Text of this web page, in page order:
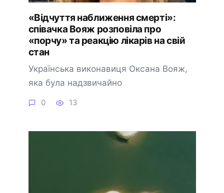
«Відчуття наближення смерті»:
співачка Вояж розповіла про
«порчу» та реакцію лікарів на свій
стан
Українська виконавиця Оксана Вояж,
яка була надзвичайно
0 13